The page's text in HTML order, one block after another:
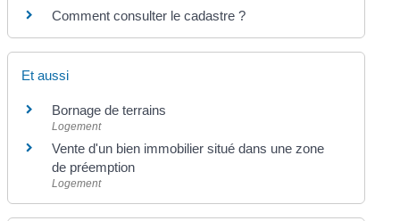
Comment consulter le cadastre ?
Et aussi
Bornage de terrains
Logement
Vente d'un bien immobilier situé dans une zone
de préemption
Logement